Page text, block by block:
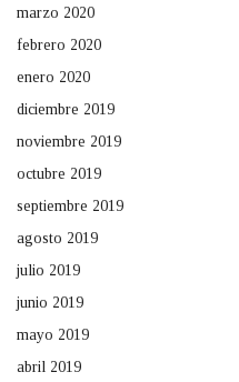
marzo 2020
febrero 2020
enero 2020
diciembre 2019
noviembre 2019
octubre 2019
septiembre 2019
agosto 2019
julio 2019
junio 2019
mayo 2019
abril 2019